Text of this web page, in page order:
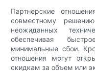
Партнерские
совместному
неожиданных
обеспечивая
минимальные сбои.
отношения могут
скидкам за объем или